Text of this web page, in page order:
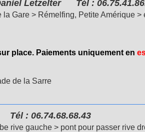
LetzelterTél :
Gare > Rémelfing, Petite Amérique >
place. Paiements uniquement en
de la Sarre
: 06.74.68.68.43
rive gauche > pont pour passer rive